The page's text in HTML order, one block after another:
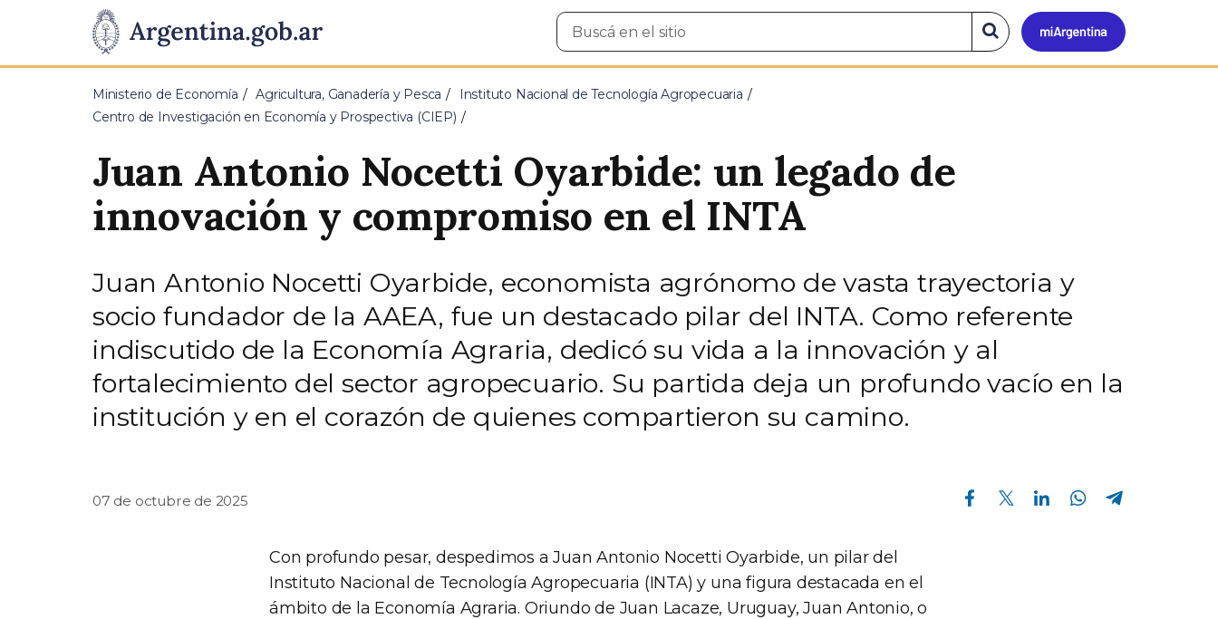
Presidencia
de
Pasar al contenido principal
Mi
Buscar
en
Buscar
en
el
Ministerio de Economía Agricultura, Ganadería y Pesca
Instituto Nacional de Tecnología Agropecuaria
Centro de Investigación en Economía y Prospectiva (CIEP)
Juan Antonio Nocetti Oyarbide: un legado de
innovación y compromiso en el INTA
Juan Antonio Nocetti Oyarbide, economista agrónomo de vasta trayectoria y
socio fundador de la AAEA, fue un destacado pilar del INTA. Como referente
indiscutido de la Economía Agraria, dedicó su vida a la innovación y al
fortalecimiento del sector agropecuario. Su partida deja un profundo vacío en la
institución y en el corazón de quienes compartieron su camino.
07 de octubre de 2025
Compartir en Facebook Compartir en Twitter Compartir en Linkedin Compartir en Whatsapp
Con profundo pesar, despedimos a Juan Antonio Nocetti Oyarbide, un pilar del
Instituto Nacional de Tecnología Agropecuaria (INTA) y una figura destacada en el
ámbito de la Economía Agraria. Oriundo de Juan Lacaze, Uruguay, Juan Antonio, o